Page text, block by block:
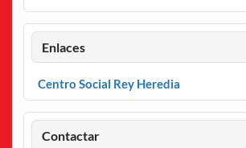
Enlaces
Centro Social Rey Heredia
Contactar